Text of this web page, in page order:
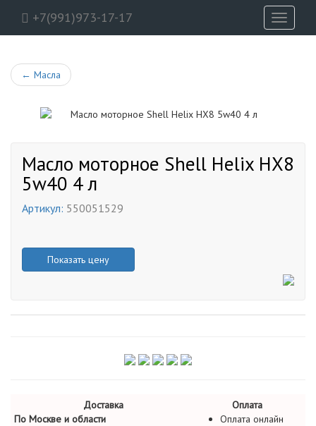
+7(991)973-17-17
Toggle
← Масла
Масло моторное Shell Helix HX8
5w40 4 л
Артикул: 550051529
Показать цену
Доставка
Оплата
По Москве и области
Оплата онлайн